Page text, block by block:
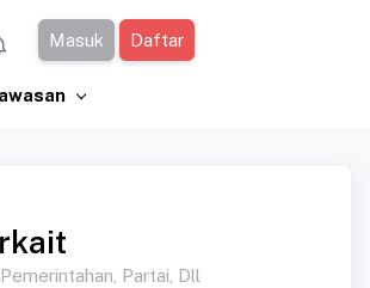
Masuk Daftar
Partai, Dll